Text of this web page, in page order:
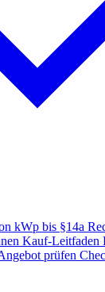
kWp bis §14a
Kauf-Leitfaden
prüfen